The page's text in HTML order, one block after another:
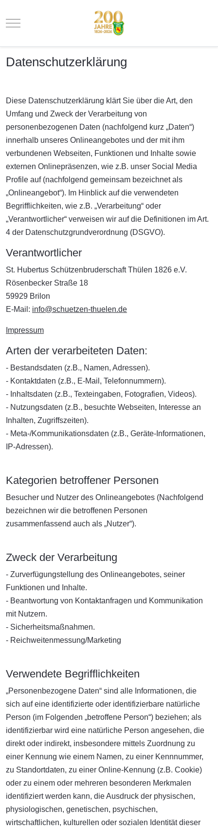
Mobile Menu Toggle
Datenschutzerklärung
Diese Datenschutzerklärung klärt Sie über die Art, den
Umfang und Zweck der Verarbeitung von
personenbezogenen Daten (nachfolgend kurz „Daten“)
innerhalb unseres Onlineangebotes und der mit ihm
verbundenen Webseiten, Funktionen und Inhalte sowie
externen Onlinepräsenzen, wie z.B. unser Social Media
Profile auf (nachfolgend gemeinsam bezeichnet als
„Onlineangebot“). Im Hinblick auf die verwendeten
Begrifflichkeiten, wie z.B. „Verarbeitung“ oder
„Verantwortlicher“ verweisen wir auf die Definitionen im Art.
4 der Datenschutzgrundverordnung (DSGVO).
Verantwortlicher
St. Hubertus Schützenbruderschaft Thülen 1826 e.V.
Rösenbecker Straße 18
59929 Brilon
E-Mail: info@schuetzen-thuelen.de
Impressum
Arten der verarbeiteten Daten:
- Bestandsdaten (z.B., Namen, Adressen).
- Kontaktdaten (z.B., E-Mail, Telefonnummern).
- Inhaltsdaten (z.B., Texteingaben, Fotografien, Videos).
- Nutzungsdaten (z.B., besuchte Webseiten, Interesse an
Inhalten, Zugriffszeiten).
- Meta-/Kommunikationsdaten (z.B., Geräte-Informationen,
IP-Adressen).
Kategorien betroffener Personen
Besucher und Nutzer des Onlineangebotes (Nachfolgend
bezeichnen wir die betroffenen Personen
zusammenfassend auch als „Nutzer“).
Zweck der Verarbeitung
- Zurverfügungstellung des Onlineangebotes, seiner
Funktionen und Inhalte.
- Beantwortung von Kontaktanfragen und Kommunikation
mit Nutzern.
- Sicherheitsmaßnahmen.
- Reichweitenmessung/Marketing
Verwendete Begrifflichkeiten
„Personenbezogene Daten“ sind alle Informationen, die
sich auf eine identifizierte oder identifizierbare natürliche
Person (im Folgenden „betroffene Person“) beziehen; als
identifizierbar wird eine natürliche Person angesehen, die
direkt oder indirekt, insbesondere mittels Zuordnung zu
einer Kennung wie einem Namen, zu einer Kennnummer,
zu Standortdaten, zu einer Online-Kennung (z.B. Cookie)
oder zu einem oder mehreren besonderen Merkmalen
identifiziert werden kann, die Ausdruck der physischen,
physiologischen, genetischen, psychischen,
wirtschaftlichen, kulturellen oder sozialen Identität dieser